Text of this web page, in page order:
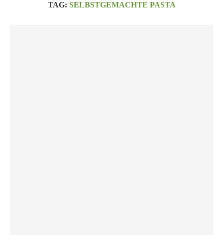
TAG: SELBSTGEMACHTE PASTA